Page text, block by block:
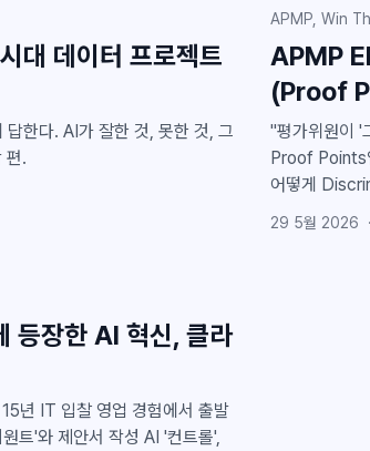
가 아닙니다. 집필을 시작하기
맞춰 정리합니다. 마지
격 책정이 아
작전이라고
리합니다. 1. Price-to-Win은 가장 낮은 가격을 찾는 일이 아니다 먼저 가장 큰 오해부터
잡고 가겠습
대 데이터 프로젝트
한다. AI가 잘한 것, 못한 것, 그
편.
APMP, Win
APMP
(Proof
"평가위원이 '그걸
Proof Points입니다. 지난 EP09에서 Feature가 어떻
어떻게
게 만든 주장은 무엇
29 5월 2026 ·
등장한 AI 혁신, 클라
년 IT 입찰 영업 경험에서 출발
트'와 제안서 작성 AI '컨트롤',